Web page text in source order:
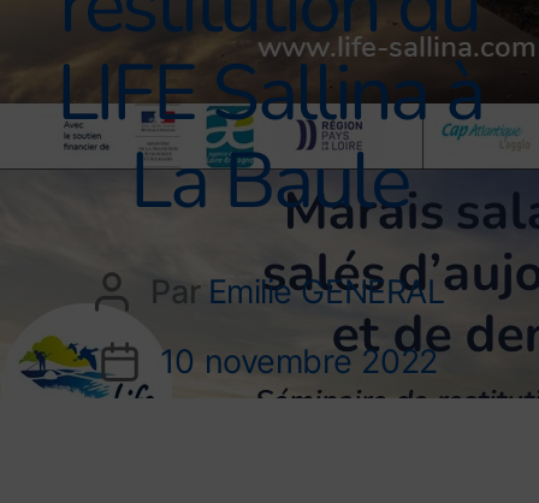
LIFE Sallina à
La Baule
Par Emilie GENERAL
10 novembre 2022